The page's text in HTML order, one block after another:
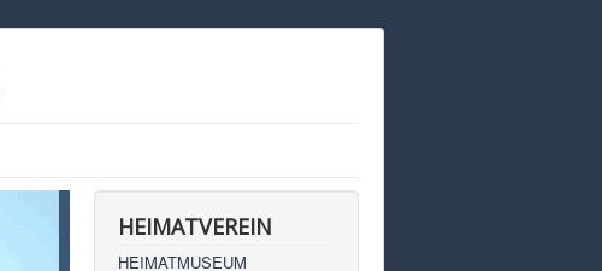
HEIMATVEREIN
HEIMATMUSEUM